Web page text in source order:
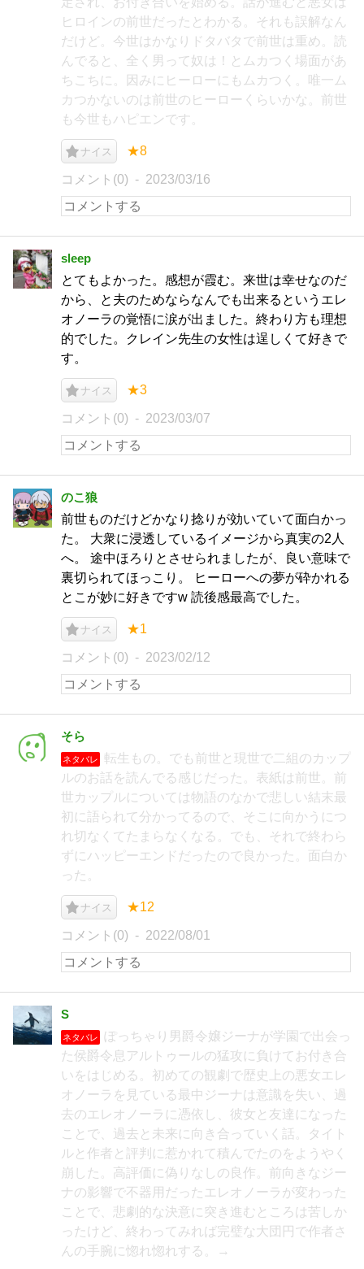
ヒロインの前世だったとわかる。それも誤解なん
だけど。今世はかなりドタバタで前世は重め。読
んでると、全く男って奴は！とムカつく場面があ
ちこちに。因みにヒーローにもムカつく。唯一ム
カつかないのは前世のヒーローくらいかな。前世
も今世もハピエンです。
ナイス ★8
コメント(0) 2023/03/16
sleep
とてもよかった。感想が霞む。来世は幸せなのだ
から、と夫のためならなんでも出来るというエレ
オノーラの覚悟に涙が出ました。終わり方も理想
的でした。クレイン先生の女性は逞しくて好きで
す。
ナイス ★3
コメント(0) 2023/03/07
のこ狼
前世ものだけどかなり捻りが効いていて面白かっ
た。 大衆に浸透しているイメージから真実の2人
へ。 途中ほろりとさせられましたが、良い意味で
裏切られてほっこり。 ヒーローへの夢が砕かれる
とこが妙に好きですw 読後感最高でした。
ナイス ★1
コメント(0) 2023/02/12
そら
ネタバレ
転生もの。でも前世と現世で二組のカップ
ルのお話を読んでる感じだった。表紙は前世。前
世カップルについては物語のなかで悲しい結末最
初に語られて分かってるので、そこに向かうにつ
れ切なくてたまらなくなる。でも、それで終わら
ずにハッピーエンドだったので良かった。面白か
った。
ナイス ★12
コメント(0) 2022/08/01
S
ネタバレ
ぽっちゃり男爵令嬢ジーナが学園で出会っ
た侯爵令息アルトゥールの猛攻に負けてお付き合
いをはじめる。初めての観劇で歴史上の悪女エレ
オノーラを見ている最中ジーナは意識を失い、過
去のエレオノーラに憑依し、彼女と友達になった
ことで、過去と未来に向き合っていく話。タイト
ルと作者と評判に惹かれて積んでたのをようやく
崩した。高評価に偽りなしの良作。前向きなジー
ナの影響で不器用だったエレオノーラが変わった
ことで、悲劇的な決意に突き進むところは苦しか
ったけど、終わってみれば完璧な大団円で作者さ
んの手腕に惚れ惚れする。→